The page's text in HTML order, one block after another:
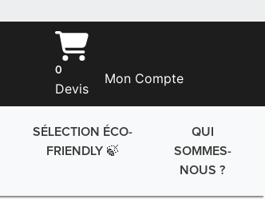
0
Devis
Mon Compte
SÉLECTION ÉCO-
FRIENDLY 🍃
QUI
SOMMES-
NOUS ?